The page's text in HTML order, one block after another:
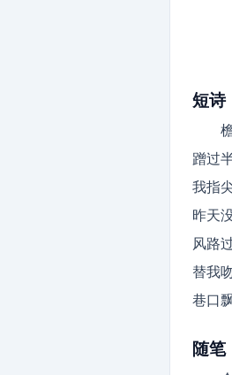
短诗
蹭过
我指
昨天
风路
替我
巷口
随笔